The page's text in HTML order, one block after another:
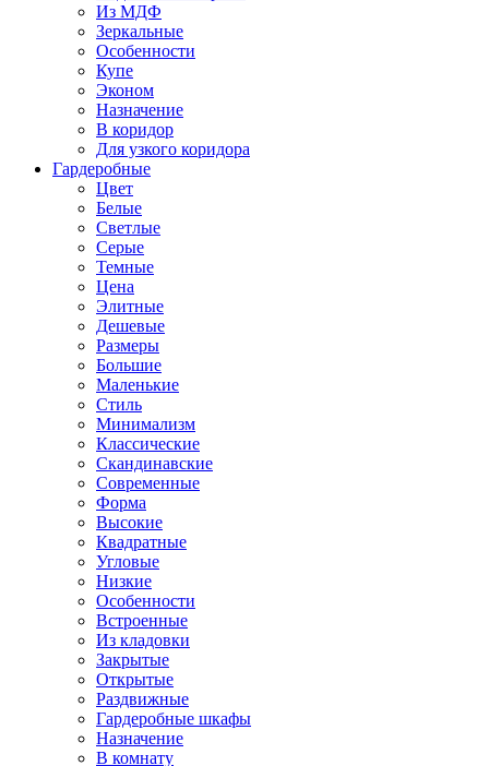
Из МДФ
Зеркальные
Особенности
Купе
Эконом
Назначение
В коридор
Для узкого коридора
Гардеробные
Цвет
Белые
Светлые
Серые
Темные
Цена
Элитные
Дешевые
Размеры
Большие
Маленькие
Стиль
Минимализм
Классические
Скандинавские
Современные
Форма
Высокие
Квадратные
Угловые
Низкие
Особенности
Встроенные
Из кладовки
Закрытые
Открытые
Раздвижные
Гардеробные шкафы
Назначение
В комнату